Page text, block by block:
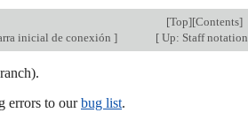
[Top][Contents]
inicial de conexión ] [Up: Staff notation
errors to ourbug list.